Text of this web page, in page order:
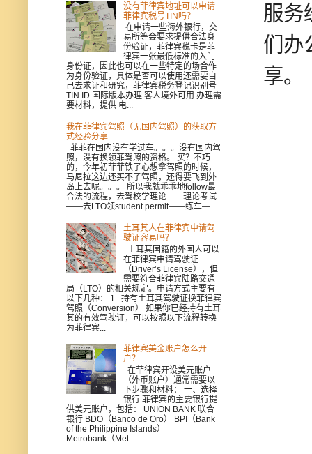
服务
们办
享。
没有菲律宾地址可以申请
菲律宾税号TIN吗？
在申请一些海外银行，交
易所等会要求提供合法身
份验证，菲律宾税卡是菲
律宾一张最低标准的入门
身份证，因此也可以在一些特定的场合作
为身份验证，具体是否可以使用还需要自
己去求证和研究，菲律宾税务登记识别号
TIN ID 国际版本办理 客人境外可用 办理需
要材料，提供 电...
我在菲律宾驾照（无国内驾照）的获取方
式经验分享
菲菲在国内没有学过车。。。没有国内驾
照，没有换领菲驾照的资格。 买？不巧
的，今年初菲菲铁了心想拿驾照的时候，
马尼拉这边还买不了驾照，还得要飞到外
岛上去呢。。。 所以我就乖乖地follow最
合法的流程，去驾校学理论——理论考试
——去LTO领student permit——练车—...
土耳其人在菲律宾申请驾
驶证容易吗？
土耳其国籍的外国人可以
在菲律宾申请驾驶证
（Driver’s License），但
需要符合菲律宾陆路交通
局（LTO）的相关规定。申请方式主要有
以下几种： 1. 持有土耳其驾驶证换菲律宾
驾照（Conversion） 如果你已经持有土耳
其的有效驾驶证，可以按照以下流程转换
为菲律宾...
菲律宾美金账户怎么开
户？
在菲律宾开设美元账户
（外币账户）通常需要以
下步骤和材料： 一、选择
银行 菲律宾的主要银行提
供美元账户，包括： UNION BANK 联合
银行 BDO（Banco de Oro） BPI（Bank
of the Philippine Islands）
Metrobank（Met...